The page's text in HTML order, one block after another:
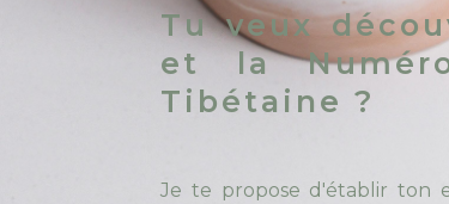
Tu veux
et la
Tibétaine ?
Je te propose d'établir ton